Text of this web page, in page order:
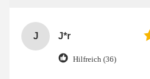
J J*r
Hilfreich (36)